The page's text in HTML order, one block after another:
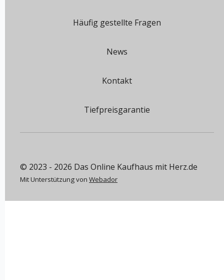
Häufig gestellte Fragen
News
Kontakt
Tiefpreisgarantie
© 2023 - 2026 Das Online Kaufhaus mit Herz.de
Mit Unterstützung von Webador